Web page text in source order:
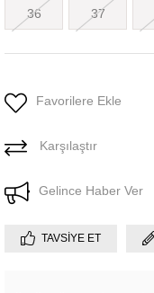
36 37
Favorilere Ekle
Karşılaştır
Gelince Haber Ver
TAVSIYE ET